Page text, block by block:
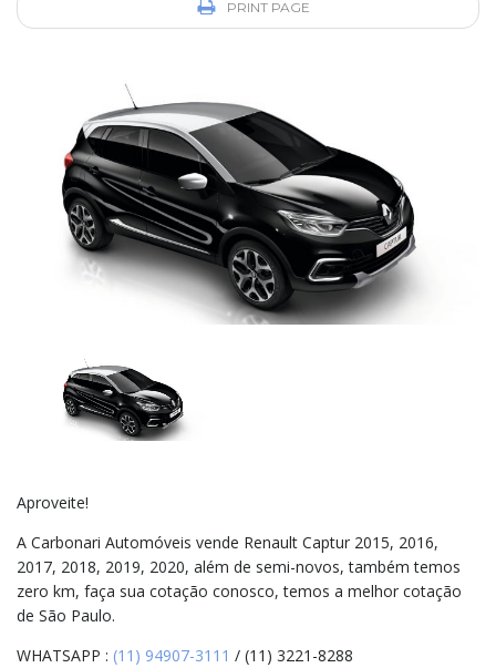
PRINT PAGE
Aproveite!
A Carbonari Automóveis vende Renault Captur 2015, 2016,
2017, 2018, 2019, 2020, além de semi-novos, também temos
zero km, faça sua cotação conosco, temos a melhor cotação
de São Paulo.
WHATSAPP : (11) 94907-3111 / (11) 3221-8288